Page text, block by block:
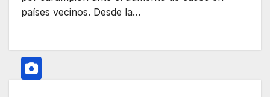
países vecinos. Desde la…